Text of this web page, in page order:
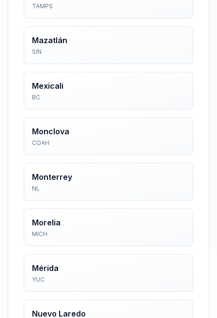
TAMPS
Mazatlán
SIN
Mexicali
BC
Monclova
COAH
Monterrey
NL
Morelia
MICH
Mérida
YUC
Nuevo Laredo